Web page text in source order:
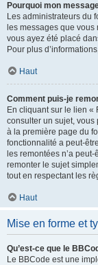
Pourquoi mon
Les administrateurs du
les messages que
vous ayez été placé
Pour plus
Haut
Comment puis-je
En cliquant sur le lien «
consulter un sujet,
à la première page du
fonctionnalité a peut-
les remontées n’a
remonter le sujet
tout en respectant les
Haut
Mise en forme et
Qu’est-ce que le
Le BBCode est une